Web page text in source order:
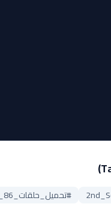
#تحميل_حلقات_86_2nd_Season